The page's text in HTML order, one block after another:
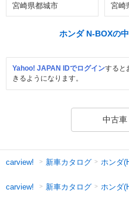
宮崎県都城市 宮崎
ホンダ N-BOXの
Yahoo! JAPAN IDでログインすると
きるようになります。
中古
carview! 新車カタログ ホンダ
carview! 新車カタログ ホンダ